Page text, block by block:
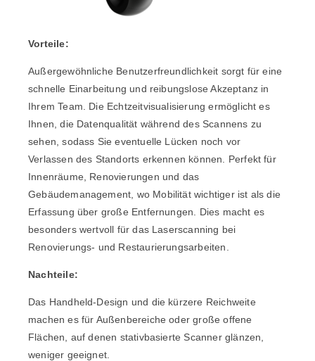
Vorteile:
Außergewöhnliche Benutzerfreundlichkeit sorgt für eine
schnelle Einarbeitung und reibungslose Akzeptanz in
Ihrem Team. Die Echtzeitvisualisierung ermöglicht es
Ihnen, die Datenqualität während des Scannens zu
sehen, sodass Sie eventuelle Lücken noch vor
Verlassen des Standorts erkennen können. Perfekt für
Innenräume, Renovierungen und das
Gebäudemanagement, wo Mobilität wichtiger ist als die
Erfassung über große Entfernungen. Dies macht es
besonders wertvoll für das Laserscanning bei
Renovierungs- und Restaurierungsarbeiten.
Nachteile:
Das Handheld-Design und die kürzere Reichweite
machen es für Außenbereiche oder große offene
Flächen, auf denen stativbasierte Scanner glänzen,
weniger geeignet.